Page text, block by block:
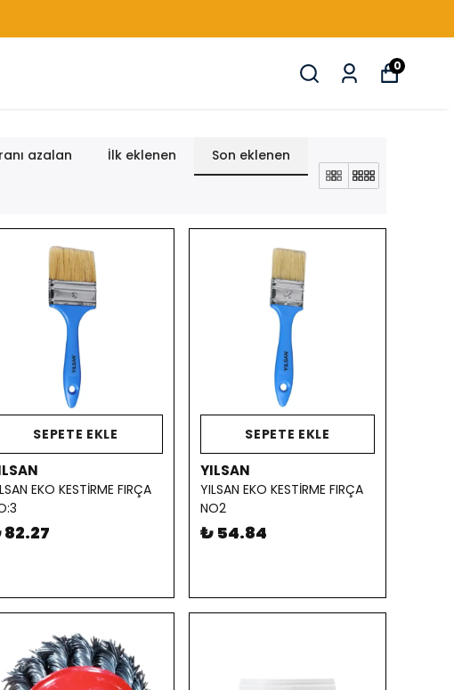
0
azalan İlk eklenen Son eklenen
SEPETE EKLE
EKO KESTİRME FIRÇA
SEPETE EKLE
YILSAN
YILSAN EKO KESTİRME FIRÇA
NO2
₺ 54.84